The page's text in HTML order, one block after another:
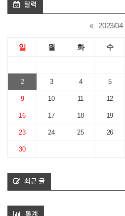
달력
« 2023/04
일 월 화 수
2 3 4 5
9 10 11 12
16 17 18 19
23 24 25 26
30
최근 글
통계